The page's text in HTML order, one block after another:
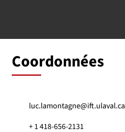
Coordonnées
luc.lamontagne@ift.ulaval.ca
+ 1 418-656-2131